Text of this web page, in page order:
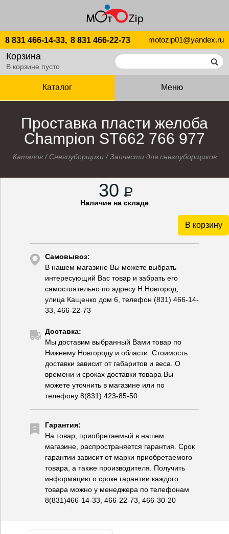
8 831 466-14-33, 8 831 466-22-73 motozip01@yandex.ru
Корзина
В корзине пусто
Каталог Меню
Проставка пласти желоба
Champion ST662 766 977
Каталог/ Снегоуборщики/Запчасти для снегоуборщиков
30 P
Наличие на складе
В корзину
Самовывоз:
В нашем магазине Вы можете выбрать
интересующий Вас товар и забрать его
самостоятельно по адресу Н.Новгород,
улица Кащенко дом 6, телефон (831) 466-14-
33, 466-22-73
Доставка:
Мы доставим выбранный Вами товар по
Нижнему Новгороду и области. Стоимость
доставки зависит от габаритов и веса. О
времени и сроках доставки товара Вы
можете уточнить в магазине или по
телефону 8(831) 423-85-50
Гарантия:
На товар, приобретаемый в нашем
магазине, распространяется гарантия. Срок
гарантии зависит от марки приобретаемого
товара, а также производителя. Получить
информацию о сроке гарантии каждого
товара можно у менеджера по телефонам
8(831)466-14-33, 466-22-73, 466-30-20